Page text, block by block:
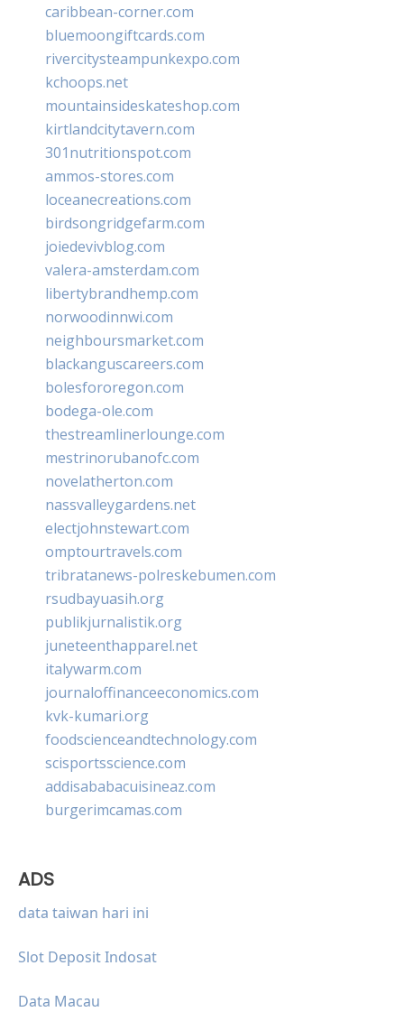
caribbean-corner.com
bluemoongiftcards.com
rivercitysteampunkexpo.com
kchoops.net
mountainsideskateshop.com
kirtlandcitytavern.com
301nutritionspot.com
ammos-stores.com
loceanecreations.com
birdsongridgefarm.com
joiedevivblog.com
valera-amsterdam.com
libertybrandhemp.com
norwoodinnwi.com
neighboursmarket.com
blackanguscareers.com
bolesfororegon.com
bodega-ole.com
thestreamlinerlounge.com
mestrinorubanofc.com
novelatherton.com
nassvalleygardens.net
electjohnstewart.com
omptourtravels.com
tribratanews-polreskebumen.com
rsudbayuasih.org
publikjurnalistik.org
juneteenthapparel.net
italywarm.com
journaloffinanceeconomics.com
kvk-kumari.org
foodscienceandtechnology.com
scisportsscience.com
addisababacuisineaz.com
burgerimcamas.com
ADS
data taiwan hari ini
Slot Deposit Indosat
Data Macau